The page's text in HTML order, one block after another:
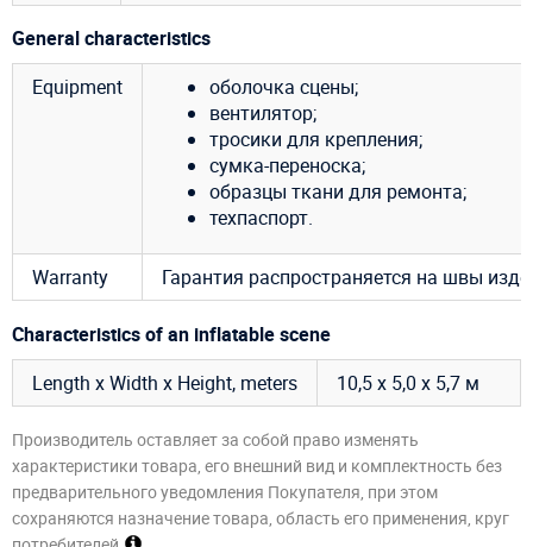
General characteristics
Equipment
оболочка сцены;
вентилятор;
тросики для крепления;
сумка-переноска;
образцы ткани для ремонта;
техпаспорт.
Warranty Гарантия распространяется на швы
Characteristics of an inflatable scene
Length x Width x Height, meters
10,5 х 5,0 х 5,7 м
Производитель оставляет за собой право изменять
характеристики товара, его внешний вид и комплектность без
предварительного уведомления Покупателя, при этом
сохраняются назначение товара, область его применения, круг